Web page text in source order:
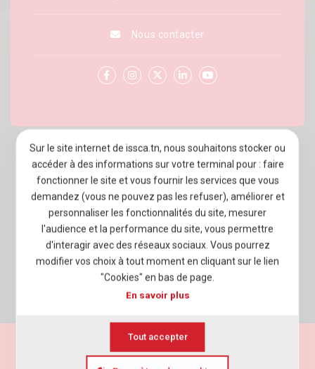
Sur le site internet de issca.tn, nous souhaitons stocker ou
accéder à des informations sur votre terminal pour : faire
fonctionner le site et vous fournir les services que vous
demandez (vous ne pouvez pas les refuser), améliorer et
personnaliser les fonctionnalités du site, mesurer
l'audience et la performance du site, vous permettre
d'interagir avec des réseaux sociaux. Vous pourrez
modifier vos choix à tout moment en cliquant sur le lien
"Cookies" en bas de page.
En savoir plus
Tout accepter
À PROPOS D’ISSCA BUSINESS SCHOOL
PROGRAMMES
ADMISSION
VIE ÉTUDIANTE
ENTREPRISES
NEWSROOM
Nous contacter
Politique de vie privée